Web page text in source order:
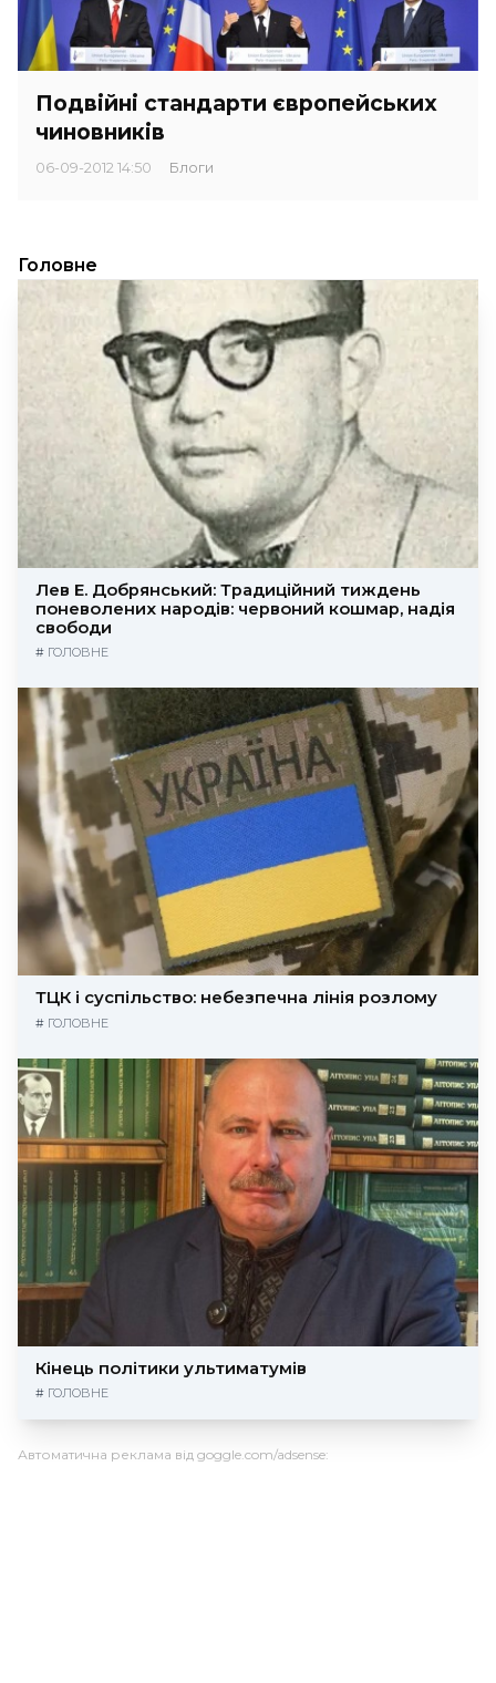
Подвійні стандарти європейських
чиновників
06-09-2012 14:50 Блоги
Головне
Лев Е. Добрянський: Традиційний тиждень
поневолених народів: червоний кошмар, надія
свободи
# ГОЛОВНЕ
ТЦК і суспільство: небезпечна лінія розлому
# ГОЛОВНЕ
Кінець політики ультиматумів
# ГОЛОВНЕ
Автоматична реклама від goggle.com/adsense: